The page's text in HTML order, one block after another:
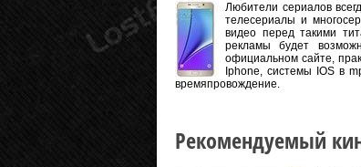
Любители сериалов
телесериалы и
видео перед такими
рекламы будет
официальном сайте,
Iphone, системы IOS в
времяпровождение.
Рекомендуемый